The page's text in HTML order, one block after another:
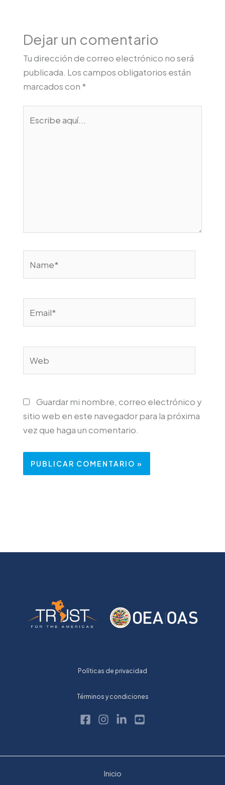
Dejar un comentario
Tu dirección de correo electrónico no será
publicada. Los campos obligatorios están
marcados con *
aquí...
Guardar mi nombre, correo electrónico y
sitio web en este navegador para la próxima
vez que haga un comentario.
Políticas de privacidad
Términos y condiciones
Inicio